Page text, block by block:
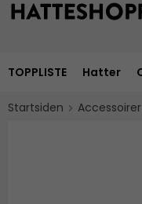
TOPPLISTE Hatter
Startsiden Accessoirer